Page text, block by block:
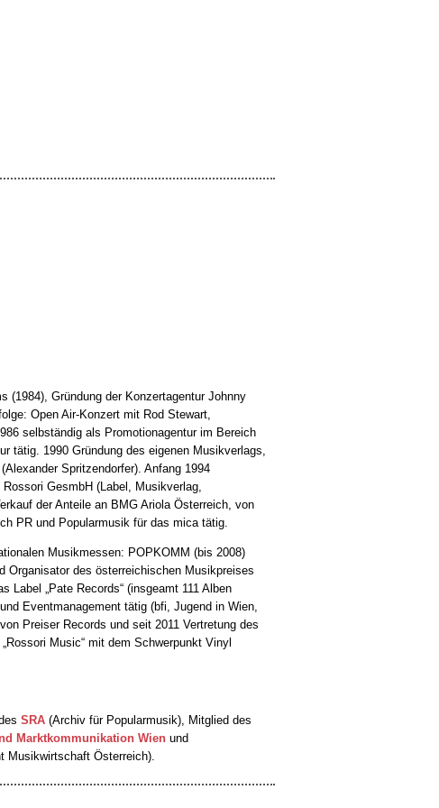
(1984), Gründung der Konzertagentur Johnny
Open Air-Konzert mit Rod Stewart,
selbständig als Promotionagentur im Bereich
tätig. 1990 Gründung des eigenen Musikverlags,
Spritzendorfer). Anfang 1994
GesmbH (Label, Musikverlag,
der Anteile an BMG Ariola Österreich, von
PR und Popularmusik für das mica tätig.
Musikmessen: POPKOMM (bis 2008)
Organisator des österreichischen Musikpreises
Label „Pate Records“ (insgeamt 111 Alben
Eventmanagement tätig (bfi, Jugend in Wien,
Preiser Records und seit 2011 Vertretung des
Music“ mit dem Schwerpunkt Vinyl
SRA (Archiv für Popularmusik), Mitglied des
Marktkommunikation Wien und
Musikwirtschaft Österreich).